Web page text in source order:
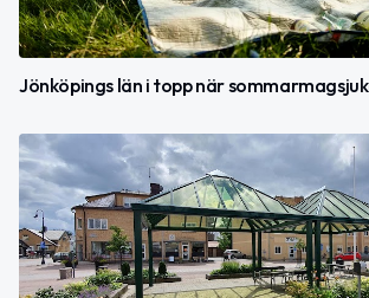
Jönköpings län i topp när